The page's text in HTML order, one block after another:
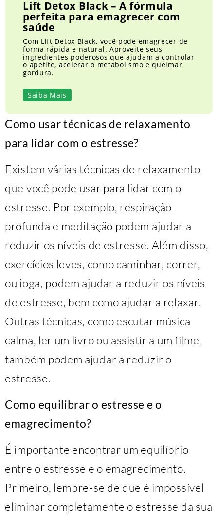
Lift Detox Black – A fórmula
perfeita para emagrecer com
saúde
Com Lift Detox Black, você pode emagrecer de
forma rápida e natural. Aproveite seus
ingredientes poderosos que ajudam a controlar
o apetite, acelerar o metabolismo e queimar
gordura.
Saiba Mais
Como usar técnicas de relaxamento
para lidar com o estresse?
Existem várias técnicas de relaxamento
que você pode usar para lidar com o
estresse. Por exemplo, respiração
profunda e meditação podem ajudar a
reduzir os níveis de estresse. Além disso,
exercícios leves, como caminhar, correr,
ou ioga, podem ajudar a reduzir os níveis
de estresse, bem como ajudar a relaxar.
Outras técnicas, como escutar música
calma, ler um livro ou assistir a um filme,
também podem ajudar a reduzir o
estresse.
Como equilibrar o estresse e o
emagrecimento?
É importante encontrar um equilíbrio
entre o estresse e o emagrecimento.
Primeiro, lembre-se de que é impossível
eliminar completamente o estresse da sua